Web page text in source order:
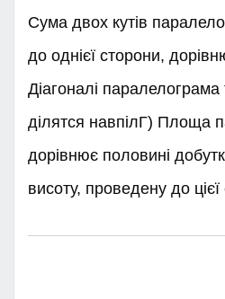
Сума двох кутів
до однієї сторони,
Діагоналі
ділятся навпілГ) Площа
дорівнює половині
висоту, проведену до